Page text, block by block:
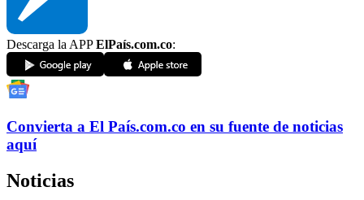
Descarga la APPElPaís.com.co:
Convierta a El País.com.co en su fuente de noticias
aquí
Noticias